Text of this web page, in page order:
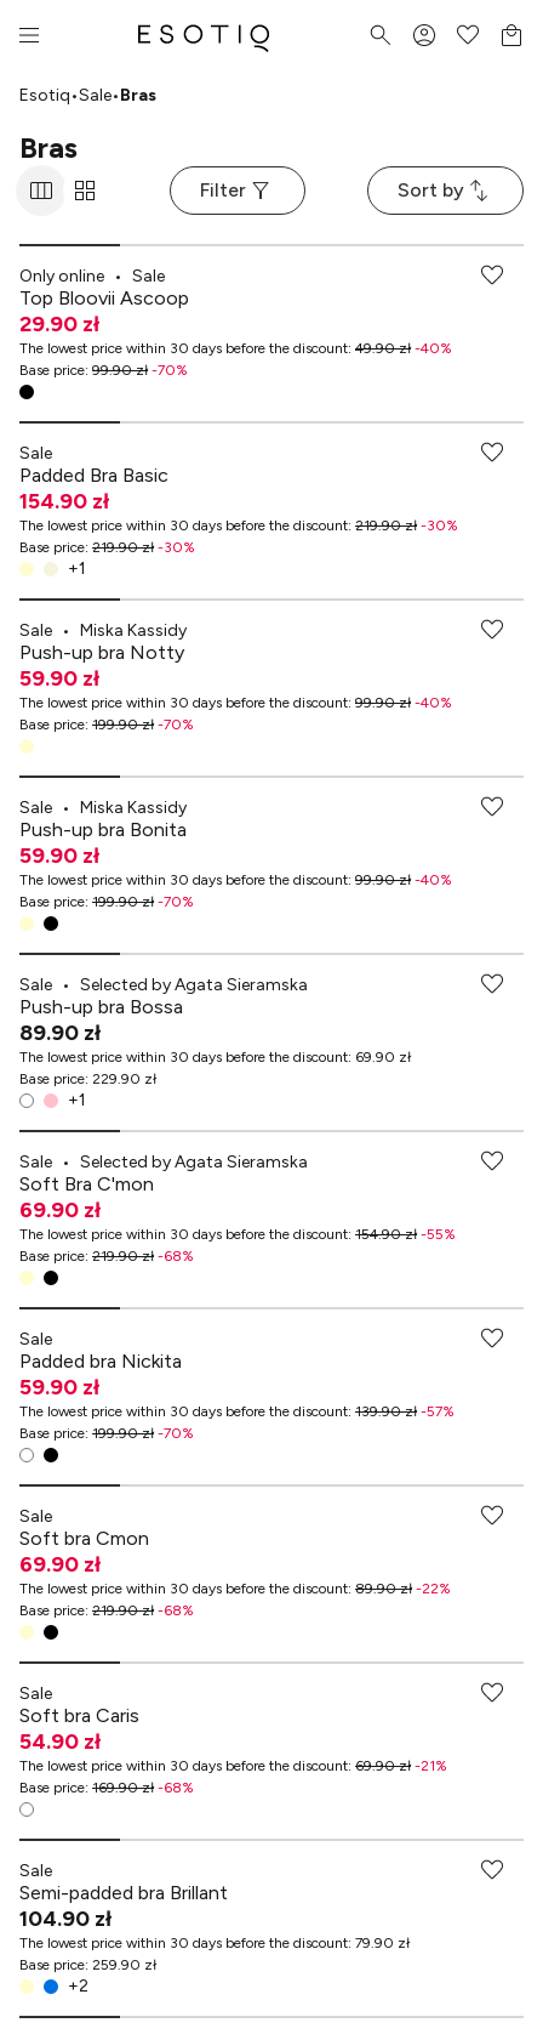
Esotiq•Sale•Bras
Bras
Sort by
Filter
Only online • Sale
Top Bloovii Ascoop
29.90 zł
The lowest price within 30 days before the discount: 49.90 zł -40%
Base price: 99.90 zł -70%
Sale
Padded Bra Basic
154.90 zł
The lowest price within 30 days before the discount: 219.90 zł -30%
Base price: 219.90 zł -30%
+1
Sale • Miska Kassidy
Push-up bra Notty
59.90 zł
The lowest price within 30 days before the discount: 99.90 zł -40%
Base price: 199.90 zł -70%
Sale • Miska Kassidy
Push-up bra Bonita
59.90 zł
The lowest price within 30 days before the discount: 99.90 zł -40%
Base price: 199.90 zł -70%
-70% przy zakupach za min. 349 zł
Sale • Selected by Agata Sieramska
Push-up bra Bossa
89.90 zł
The lowest price within 30 days before the discount: 69.90 zł
Base price: 229.90 zł
+1
-70% przy zakupach za min. 349 zł
Sale • Selected by Agata Sieramska
Soft Bra C'mon
69.90 zł
The lowest price within 30 days before the discount: 154.90 zł -55%
Base price: 219.90 zł -68%
-70% przy zakupach za min. 349 zł
Sale
Padded bra Nickita
59.90 zł
The lowest price within 30 days before the discount: 139.90 zł -57%
Base price: 199.90 zł -70%
-70% przy zakupach za min. 349 zł
Sale
Soft bra Cmon
69.90 zł
The lowest price within 30 days before the discount: 89.90 zł -22%
Base price: 219.90 zł -68%
-70% przy zakupach za min. 349 zł
Sale
Soft bra Caris
54.90 zł
The lowest price within 30 days before the discount: 69.90 zł -21%
Base price: 169.90 zł -68%
Sale
Semi-padded bra Brillant
104.90 zł
The lowest price within 30 days before the discount: 79.90 zł
Base price: 259.90 zł
+2
-70% przy zakupach za min. 349 zł